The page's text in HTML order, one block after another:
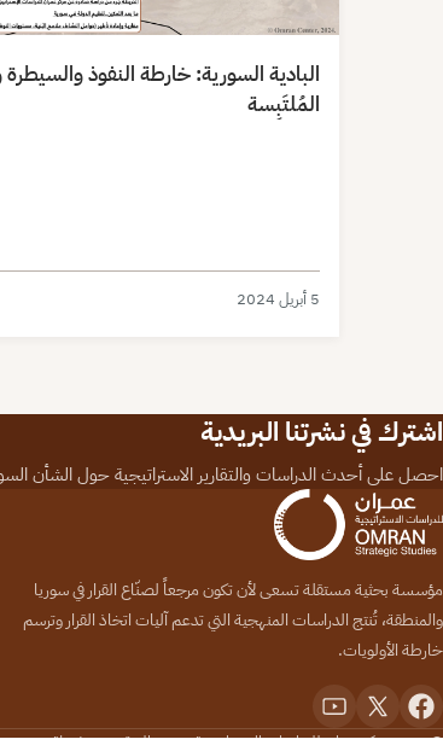
البادية السورية: خارطة النفوذ
المُلتَبِسة
5 أبريل 2024
اشترك في نشرتنا البريدية
احصل على أحدث الدراسات والتقارير الاستراتيجية حول الشأن
مؤسسة بحثية مستقلة تسعى لأن تكون مرجعاً لصنّاع القرار في سوريا
والمنطقة، تُنتج الدراسات المنهجية التي تدعم آليات اتخاذ القرار وترسم
خارطة الأولويات.
© 2026 مركز عمران للدراسات الاستراتيجية. جميع الحقوق محفوظة.